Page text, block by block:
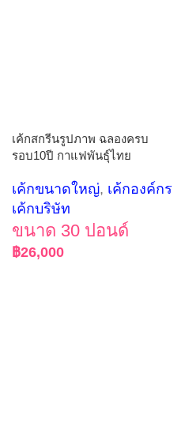
เค้กสกรีนรูปภาพ ฉลองครบ
รอบ10ปี กาแฟพันธุ์ไทย
เค้กขนาดใหญ่, เค้กองค์กร
เค้กบริษัท
ขนาด 30 ปอนด์
฿26,000